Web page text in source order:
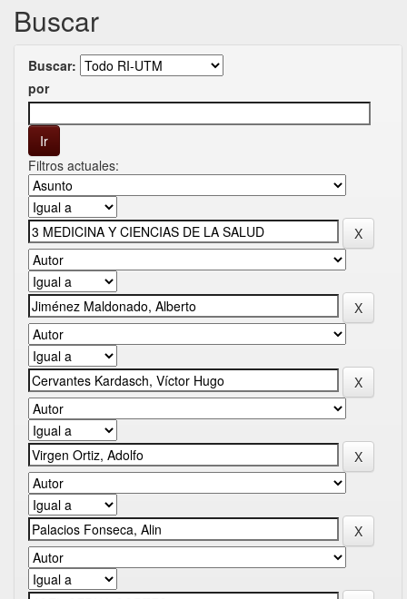
Buscar
Buscar:
por
Filtros actuales: